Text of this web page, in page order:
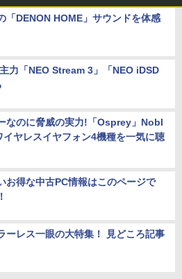
「DENON HOME」サウンドを体感
力「NEO Stream 3」「NEO iDSD
なのに脅威の実力!「Osprey」Nobl
ヤレスイヤフォン4機種を一気に聴
お得な中古PC情報はこのページで
ーレス一眼の大特集！ 見どころ記事